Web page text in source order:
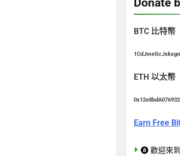
BTC 比特幣
ETH 以太幣
Earn Free
歡迎來